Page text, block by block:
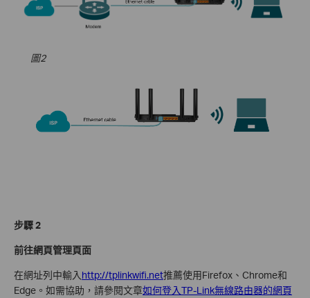
圖2
步驟 2
前往網頁管理頁面
在網址列中輸入 http://tplinkwifi.net推薦使用Firefox、Chrome和
Edge。 如需協助，請參閱文章如何登入TP-Link無線路由器的網頁